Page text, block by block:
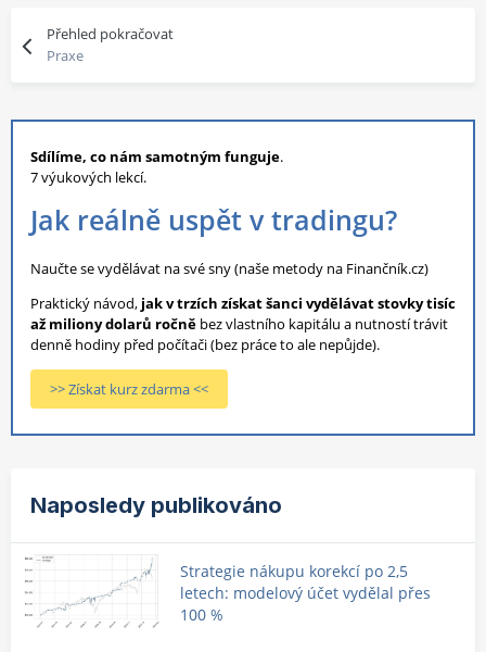
Přehled pokračovat
Praxe
Sdílíme, co nám samotným funguje.
7 výukových lekcí.
Jak reálně uspět v tradingu?
Naučte se vydělávat na své sny (naše metody na Finančník.cz)
Praktický návod, jak v trzích získat šanci vydělávat stovky tisíc
až miliony dolarů ročně bez vlastního kapitálu a nutností trávit
denně hodiny před počítači (bez práce to ale nepůjde).
>> Získat kurz zdarma <<
Naposledy publikováno
Strategie nákupu korekcí po 2,5
letech: modelový účet vydělal přes
100 %